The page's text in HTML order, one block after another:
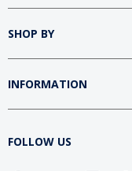
SHOP BY
INFORMATION
FOLLOW US